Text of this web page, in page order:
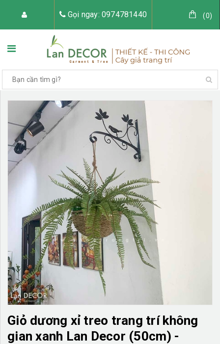
Gọi ngay: 0974781440 (0)
TRANG CHỦ VỀ LAN DECOR
CÂY GIẢ TRANG TRÍ TIỂU CẢNH CÂY GIẢ
TƯỜNG CÂY GIẢ KHĂN TRẢI BÀN
TƯ VẤN LIÊN HỆ
Giỏ dương xỉ treo trang trí không
gian xanh Lan Decor (50cm) -